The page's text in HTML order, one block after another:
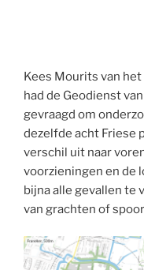
Kees Mourits van
had de Geodienst
gevraagd om
dezelfde acht Friese
verschil uit naar
voorzieningen en de
bijna alle gevallen te
van grachten of